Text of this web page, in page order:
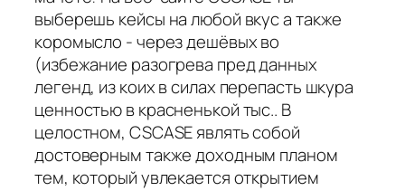
выберешь кейсы на любой вкус а также
коромысло - через дешёвых во
(избежание разогрева пред данных
легенд, из коих в силах перепасть шкура
ценностью в красненькой тыс.. В
целостном, CSCASE являть собой
достоверным также доходным планом
тем, который увлекается открытием